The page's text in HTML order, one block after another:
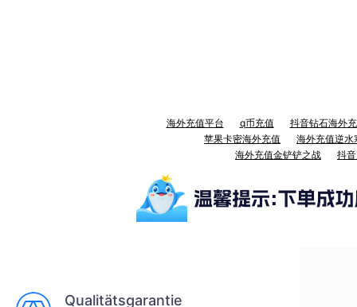
海外充值平台 q币充值
抖音钻石海外
苹果卡密海外充值
海外充值逆水
海外充值金铲铲之战
抖
Qualitätsgarantie